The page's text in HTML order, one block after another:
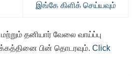
இங்கே கிளிக் செய்யவும்
தனியார் வேலை வாய்ப்பு
பின் தொடரவும். Click